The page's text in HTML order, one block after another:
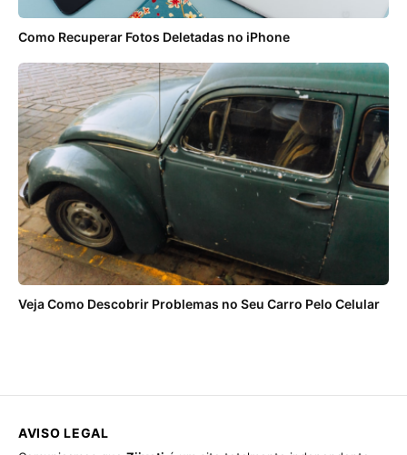
Como Recuperar Fotos Deletadas no iPhone
Veja Como Descobrir Problemas no Seu Carro Pelo Celular
AVISO LEGAL